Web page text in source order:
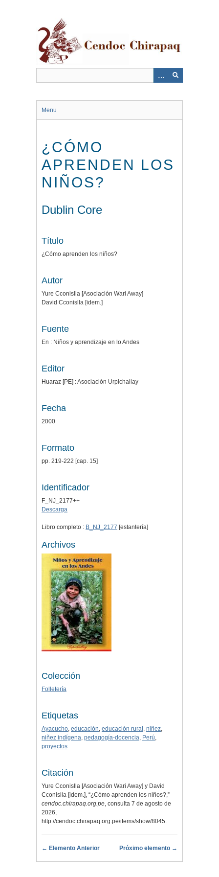
Menu
¿CÓMO
APRENDEN LOS
NIÑOS?
Dublin Core
Título
¿Cómo aprenden los niños?
Autor
Yure Cconislla [Asociación Wari Away]
David Cconislla [idem.]
Fuente
En : Niños y aprendizaje en lo Andes
Editor
Huaraz [PE] : Asociación Urpichallay
Fecha
2000
Formato
pp. 219-222 [cap. 15]
Identificador
F_NJ_2177++
Descarga
Libro completo : B_NJ_2177 [estantería]
Archivos
Colección
Folletería
Etiquetas
Ayacucho, educación, educación rural , niñez,
niñez indígena, pedagogía-docencia, Perú,
proyectos
Citación
Yure Cconislla [Asociación Wari Away] y David
Cconislla [idem.], “¿Cómo aprenden los niños?,”
cendoc.chirapaq.org.pe, consulta 7 de agosto de
2026,
http://cendoc.chirapaq.org.pe/items/show/8045.
← Elemento Anterior Próximo elemento →